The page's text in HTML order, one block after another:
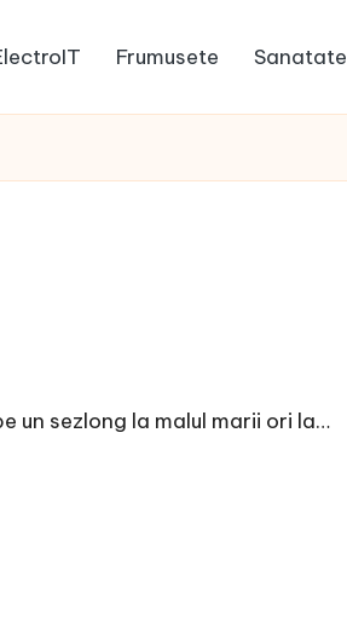
Frumusete Sanatate
un sezlong la malul marii ori la…